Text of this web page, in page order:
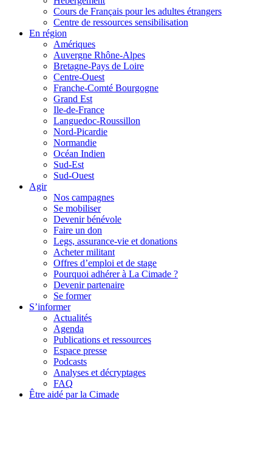
Cours de Français pour les adultes étrangers
Centre de ressources sensibilisation
En région
Amériques
Auvergne Rhône-Alpes
Bretagne-Pays de Loire
Centre-Ouest
Franche-Comté Bourgogne
Grand Est
Ile-de-France
Languedoc-Roussillon
Nord-Picardie
Normandie
Océan Indien
Sud-Est
Sud-Ouest
Agir
Nos campagnes
Se mobiliser
Devenir bénévole
Faire un don
Legs, assurance-vie et donations
Acheter militant
Offres d’emploi et de stage
Pourquoi adhérer à La Cimade ?
Devenir partenaire
Se former
S’informer
Actualités
Agenda
Publications et ressources
Espace presse
Podcasts
Analyses et décryptages
FAQ
Être aidé par la Cimade